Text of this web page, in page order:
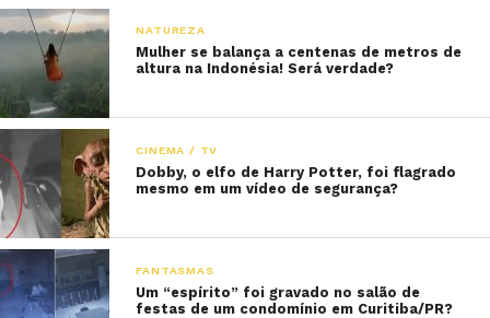
NATUREZA
Mulher se balança a centenas de metros de
altura na Indonésia! Será verdade?
CINEMA / TV
Dobby, o elfo de Harry Potter, foi flagrado
mesmo em um vídeo de segurança?
FANTASMAS
Um “espírito” foi gravado no salão de
festas de um condomínio em Curitiba/PR?